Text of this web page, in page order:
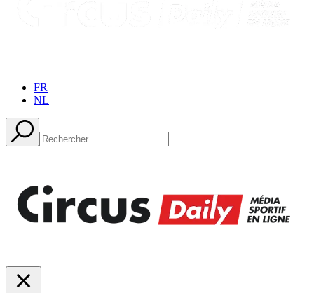
FR
NL